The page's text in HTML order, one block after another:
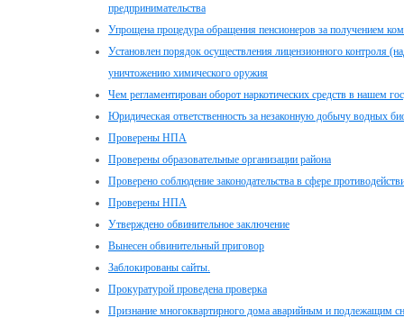
предпринимательства
Упрощена процедура обращения пенсионеров за получением
Установлен порядок осуществления лицензионного контроля
уничтожению химического оружия
Чем регламентирован оборот наркотических средств в нашем
Юридическая ответственность за незаконную добычу водных
Проверены НПА
Проверены образовательные организации района
Проверено соблюдение законодательства в сфере
Проверены НПА
Утверждено обвинительное заключение
Вынесен обвинительный приговор
Заблокированы сайты.
Прокуратурой проведена проверка
Признание многоквартирного дома аварийным и подлежащим